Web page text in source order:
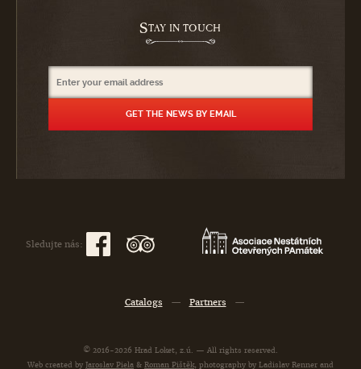
S TAY IN TOUCH
Sledujte nás:
Catalogs — Partners —
© 2016-2026 Hrad Loket, z.ú. — All rights reserved.
Web created by Jaroslav Piela & Roman Pištěk, photography by Ladislav Renner and